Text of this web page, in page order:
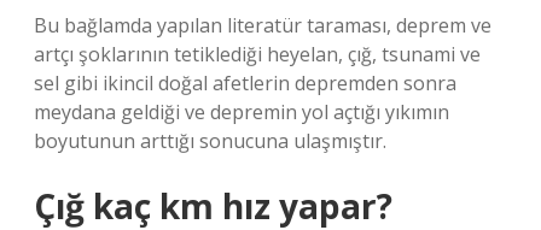
Bu bağlamda yapılan literatür taraması, deprem ve
artçı şoklarının tetiklediği heyelan, çığ, tsunami ve
sel gibi ikincil doğal afetlerin depremden sonra
meydana geldiği ve depremin yol açtığı yıkımın
boyutunun arttığı sonucuna ulaşmıştır.
Çığ kaç km hız yapar?